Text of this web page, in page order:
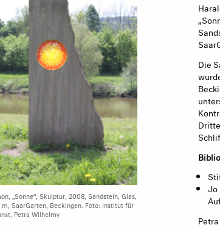
„Sonne“, Skulptur, 2008, Sandstein, Glas,
m, SaarGarten, Beckingen. Foto: Institut für
Petra Wilhelmy
Die
Jo